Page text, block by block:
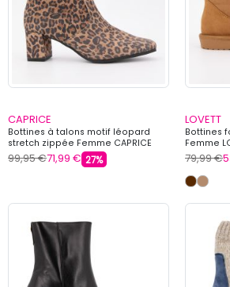
CAPRICE
Bottines à talons motif léopard
stretch zippée Femme CAPRICE
99,95 €71,99 € 27%
LOVETT
Bottines
Femme
79,99 €